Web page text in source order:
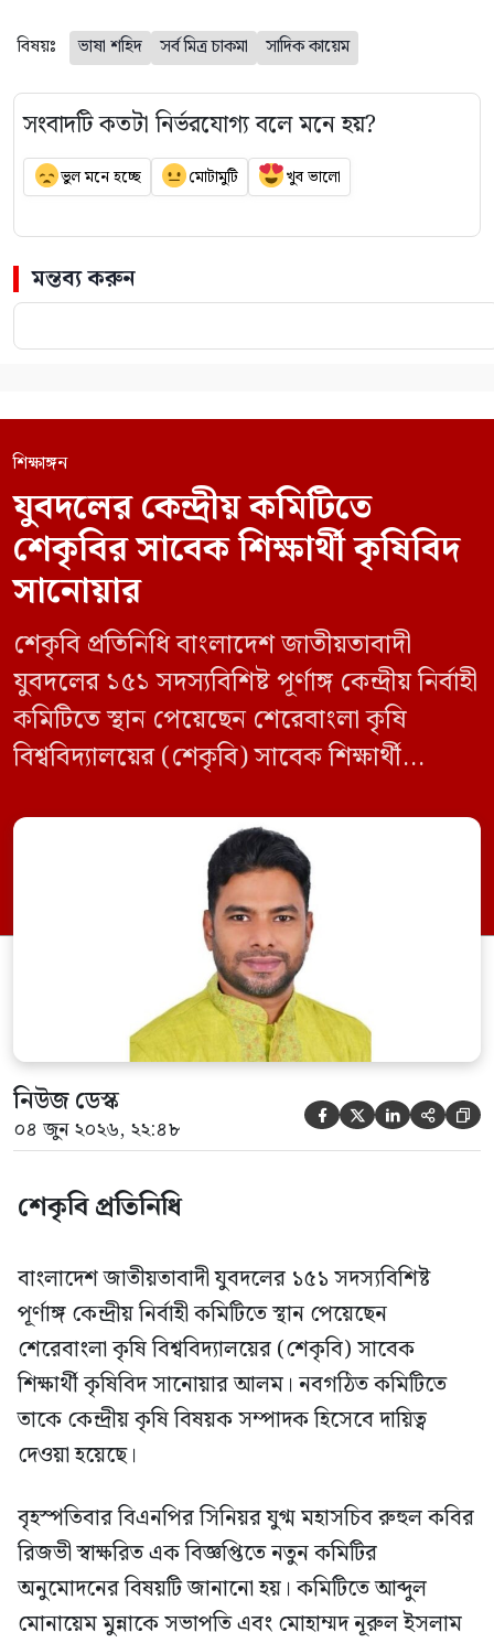
বিষয়ঃ ভাষা শহিদ সর্ব মিত্র চাকমা সাদিক কায়েম
সংবাদটি কতটা নির্ভরযোগ্য বলে মনে হয়?
ভুল মনে হচ্ছে মোটামুটি খুব ভালো
মন্তব্য করুন
শিক্ষাঙ্গন
যুবদলের কেন্দ্রীয় কমিটিতে
শেকৃবির সাবেক শিক্ষার্থী কৃষিবিদ
সানোয়ার
শেকৃবি প্রতিনিধি বাংলাদেশ জাতীয়তাবাদী
যুবদলের ১৫১ সদস্যবিশিষ্ট পূর্ণাঙ্গ কেন্দ্রীয় নির্বাহী
কমিটিতে স্থান পেয়েছেন শেরেবাংলা কৃষি
বিশ্ববিদ্যালয়ের (শেকৃবি) সাবেক শিক্ষার্থী
তাকে কেন্দ্রীয় কৃষি বিষয়ক সম্পাদক হিসেবে
দায়িত্ব দেওয়া হয়েছে। বৃহস্পতিবার বিএনপির
সিনিয়র যুগ্ম মহাসচিব রুহুল কবির রিজভী
স্বাক্ষরিত এক বিজ্ঞপ্তিতে নতুন কমিটির
অনুমোদনের বিষয়টি জানানো হয়। কমিটিতে
আব্দুল মোনায়েম মুন্নাকে সভাপতি […]
নিউজ ডেস্ক
০৪ জুন ২০২৬, ২২:৪৮     
শেকৃবি প্রতিনিধি
বাংলাদেশ জাতীয়তাবাদী যুবদলের ১৫১ সদস্যবিশিষ্ট
পূর্ণাঙ্গ কেন্দ্রীয় নির্বাহী কমিটিতে স্থান পেয়েছেন
শেরেবাংলা কৃষি বিশ্ববিদ্যালয়ের (শেকৃবি) সাবেক
শিক্ষার্থী কৃষিবিদ সানোয়ার আলম। নবগঠিত কমিটিতে
তাকে কেন্দ্রীয় কৃষি বিষয়ক সম্পাদক হিসেবে দায়িত্ব
দেওয়া হয়েছে।
বৃহস্পতিবার বিএনপির সিনিয়র যুগ্ম মহাসচিব রুহুল কবির
রিজভী স্বাক্ষরিত এক বিজ্ঞপ্তিতে নতুন কমিটির
অনুমোদনের বিষয়টি জানানো হয়। কমিটিতে আব্দুল
মোনায়েম মুন্নাকে সভাপতি এবং মোহাম্মদ নূরুল ইসলাম